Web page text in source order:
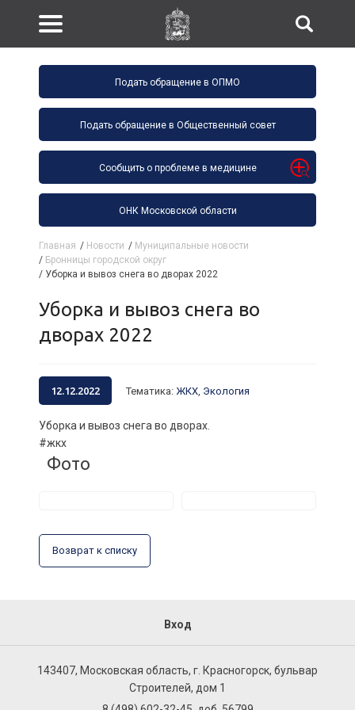
Подать обращение в ОПМО
Подать обращение в Общественный совет
Сообщить о проблеме в медицине
ОНК Московской области
Главная / Новости / Муниципальные новости
/ Бронницы городской округ
/ Уборка и вывоз снега во дворах 2022
Уборка и вывоз снега во
дворах 2022
12.12.2022 Тематика: ЖКХ, Экология
Уборка и вывоз снега во дворах.
#жкх
Фото
Возврат к списку
Вход
143407, Московская область, г. Красногорск, бульвар
Строителей, дом 1